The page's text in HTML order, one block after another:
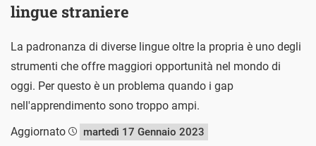
lingue straniere
La padronanza di diverse lingue oltre la propria è uno degli
strumenti che offre maggiori opportunità nel mondo di
oggi. Per questo è un problema quando i gap
nell'apprendimento sono troppo ampi.
Aggiornato
martedì 17 Gennaio 2023